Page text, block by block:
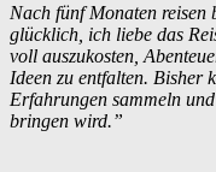
Nach fünf Monaten
glücklich, ich liebe das
voll auszukosten,
Ideen zu entfalten. Bisher
Erfahrungen sammeln
bringen wird.”